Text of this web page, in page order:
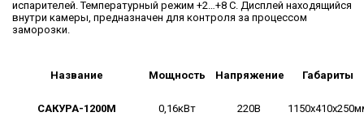
испарителей. Температурный режим +2…+8 С. Дисплей находящийся
внутри камеры, предназначен для контроля за процессом
заморозки.
Название Мощность Напряжение Габариты
САКУРА-1200М 0,16кВт 220В